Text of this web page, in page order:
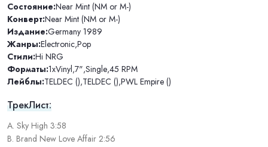
Состояние:Near Mint (NM or M-)
Конверт:Near Mint (NM or M-)
Издание:Germany 1989
Жанры:Electronic,Pop
Стили:Hi NRG
Форматы:1xVinyl,7",Single,45 RPM
Лейблы:TELDEC (),TELDEC (),PWL Empire ()
ТрекЛист:
A. Sky High 3:58
B. Brand New Love Affair 2:56